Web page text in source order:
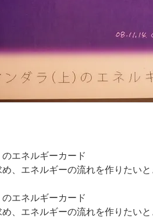
エネルギーカード
、エネルギーの流れを作りたいと
エネルギーカード
、エネルギーの流れを作りたいと